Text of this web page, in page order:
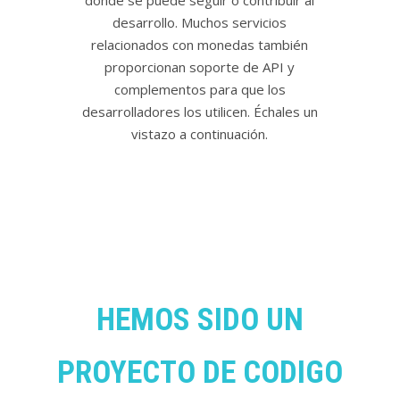
desarrollo. Muchos servicios
relacionados con monedas también
proporcionan soporte de API y
complementos para que los
desarrolladores los utilicen. Échales un
vistazo a continuación.
HEMOS SIDO UN
PROYECTO DE CODIGO